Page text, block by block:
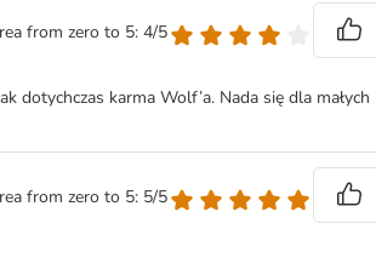
from zero to 5: 4/5
dotychczas karma Wolf’a. Nada się dla małych
from zero to 5: 5/5